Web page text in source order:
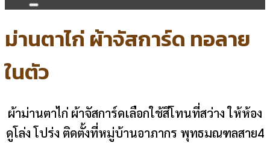
ม่านตาไก่ ผ้าจัสการ์ด ทอลาย
ในตัว
ผ้าม่านตาไก่ ผ้าจัสการ์ดเลือกใช้สีโทนที่สว่าง ให้ห้อง
ดูโล่ง โปร่ง ติดตั้งที่หมู่บ้านอาภากร พุทธมณฑลสาย4